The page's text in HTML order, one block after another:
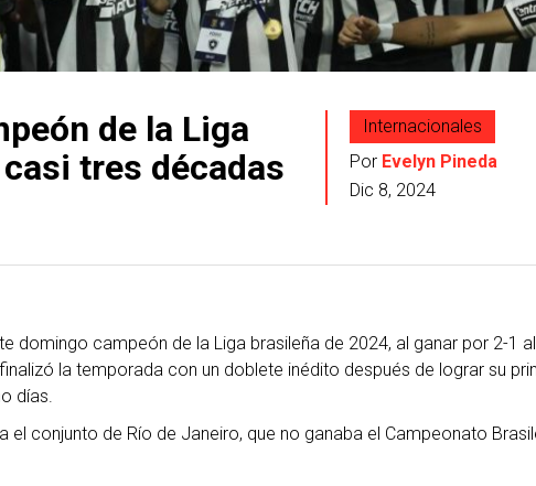
de la Liga
tres décadas
Internacionales
Por Evelyn Pineda
Dic 8, 2024
domingo campeón de la Liga brasileña de 2024, al ganar por 2-1
la temporada con un doblete inédito después de lograr su
días.
el conjunto de Río de Janeiro, que no ganaba el Campeonato